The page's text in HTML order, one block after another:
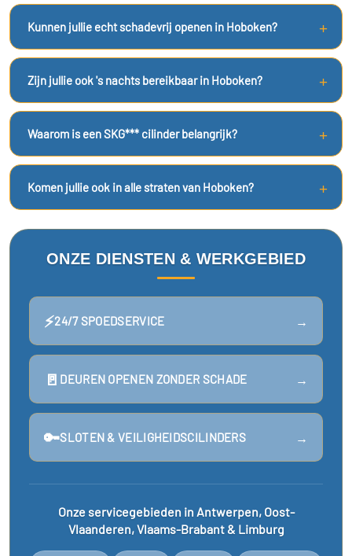
Kunnen jullie echt schadevrij openen in Hoboken?
Zijn jullie ook 's nachts bereikbaar in Hoboken?
Waarom is een SKG*** cilinder belangrijk?
Komen jullie ook in alle straten van Hoboken?
ONZE DIENSTEN & WERKGEBIED
⚡24/7 SPOEDSERVICE →
🚪 DEUREN OPENEN ZONDER SCHADE →
🔑SLOTEN & VEILIGHEIDSCILINDERS →
Onze servicegebieden in Antwerpen, Oost-
Vlaanderen, Vlaams-Brabant & Limburg